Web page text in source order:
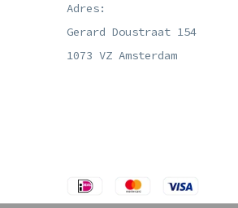
Adres:
Gerard Doustraat 154
1073 VZ Amsterdam